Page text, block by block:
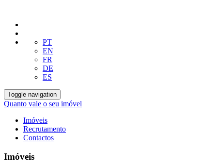
PT
EN
FR
DE
ES
Toggle navigation
Quanto vale o seu imóvel
Imóveis
Recrutamento
Contactos
Imóveis